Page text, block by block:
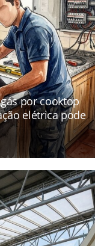
por cooktop
elétrica pode